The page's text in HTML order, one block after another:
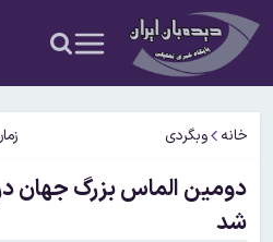
خانه وبگردی
دومین الماس بزرگ جهان
شد